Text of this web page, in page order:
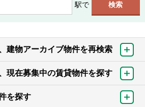
駅で
建物アーカイブ物件を再検索
現在募集中の賃貸物件を探す
を探す